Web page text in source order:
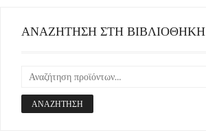
ΑΝΑΖΗΤΗΣΗ ΣΤΗ ΒΙΒΛΙΟΘΗΚΗ
ΑΝΑΖΉΤΗΣΗ